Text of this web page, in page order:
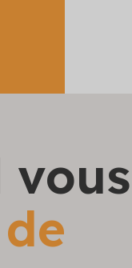
vous
de